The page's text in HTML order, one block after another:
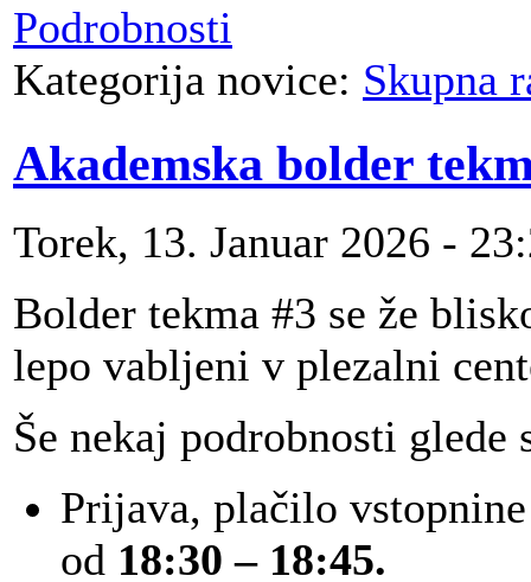
Podrobnosti
Kategorija novice: Skupna
Akademska bolder
Torek, 13. Januar 2026 -
Bolder tekma #3 se že
lepo vabljeni v plezalni
Še nekaj podrobnosti glede
Prijava, plačilo
od 18:30 – 18:45.